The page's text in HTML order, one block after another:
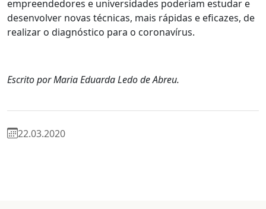
empreendedores e universidades poderiam estudar e
desenvolver novas técnicas, mais rápidas e eficazes, de
realizar o diagnóstico para o coronavírus.
Escrito por Maria Eduarda Ledo de Abreu.
22.03.2020